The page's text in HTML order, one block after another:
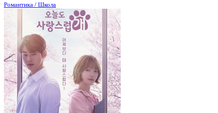
Романтика / Школа